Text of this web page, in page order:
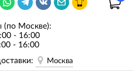
(по Москве):
- 16:00
- 16:00
Москва